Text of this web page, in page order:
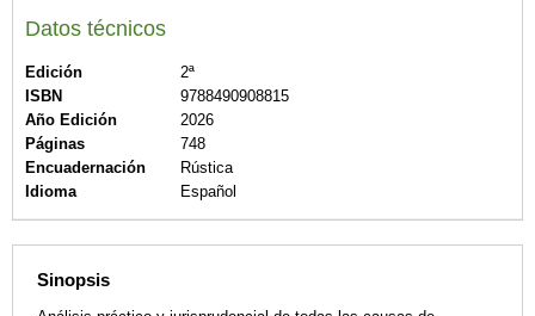
Datos técnicos
Edición
2ª
ISBN
9788490908815
Año Edición
2026
Páginas
748
Encuadernación
Rústica
Idioma
Español
Sinopsis